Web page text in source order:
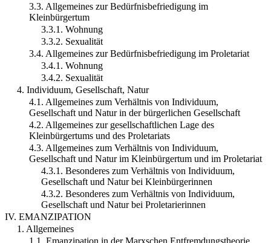
3.3. Allgemeines zur Bedürfnisbefriedigung im
Kleinbürgertum
3.3.1. Wohnung
3.3.2. Sexualität
3.4. Allgemeines zur Bedürfnisbefriedigung im Proletariat
3.4.1. Wohnung
3.4.2. Sexualität
4. Individuum, Gesellschaft, Natur
4.1. Allgemeines zum Verhältnis von Individuum,
Gesellschaft und Natur in der bürgerlichen Gesellschaft
4.2. Allgemeines zur gesellschaftlichen Lage des
Kleinbürgertums und des Proletariats
4.3. Allgemeines zum Verhältnis von Individuum,
Gesellschaft und Natur im Kleinbürgertum und im Proletariat
4.3.1. Besonderes zum Verhältnis von Individuum,
Gesellschaft und Natur bei Kleinbürgerinnen
4.3.2. Besonderes zum Verhältnis von Individuum,
Gesellschaft und Natur bei Proletarierinnen
IV. EMANZIPATION
1. Allgemeines
1.1. Emanzipation in der Marxschen Entfremdungstheorie